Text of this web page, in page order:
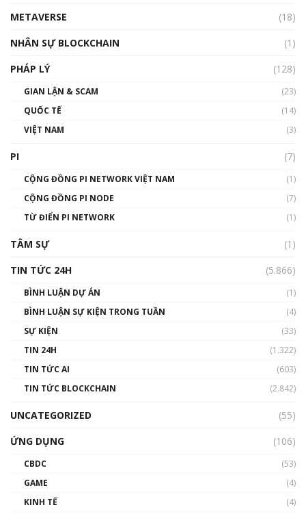
01:32:59
gió ấm
Talkshow 14: MemeCoin – Trò đùa tỷ đô
01:29:26
METAVERSE
(18)
NHÂN SỰ BLOCKCHAIN
(1)
PHÁP LÝ
(128)
GIAN LẬN & SCAM
(23)
QUỐC TẾ
(14)
VIỆT NAM
(3)
PI (7)
CỘNG ĐỒNG PI NETWORK VIỆT NAM
(1)
CỘNG ĐỒNG PI NODE
(7)
TỪ ĐIỂN PI NETWORK
(1)
TÂM SỰ
(1)
TIN TỨC 24H
(5.866)
BÌNH LUẬN DỰ ÁN
(1)
BÌNH LUẬN SỰ KIỆN TRONG TUẦN
(4)
SỰ KIỆN
(33)
TIN 24H
(1.322)
TIN TỨC AI
(603)
TIN TỨC BLOCKCHAIN
(2.842)
UNCATEGORIZED
(55)
ỨNG DỤNG
(106)
CBDC
(53)
GAME
(4)
KINH TẾ
(4)